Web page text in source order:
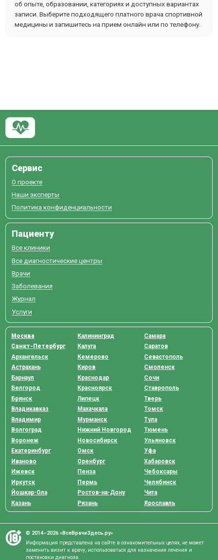
об опыте, образовании, категориях и доступных вариантах
записи. Выберите подходящего платного врача спортивной
медицины и запишитесь на прием онлайн или по телефону.
Сервис
О проекте
Наши эксперты
Политика конфиденциальности
Пациенту
Все клиники
Все диагностические центры
Врачи
Заболевания
Журнал
Услуги
Москва
Санкт-Петербург
Архангельск
Астрахань
Барнаул
Белгород
Брянск
Владикавказ
Владимир
Волгоград
Воронеж
Екатеринбург
Иваново
Ижевск
Иркутск
Йошкар-Ола
Казань
Калининград
Калуга
Кемерово
Киров
Краснодар
Красноярск
Липецк
Махачкала
Мурманск
Нижний Новгород
Новосибирск
Омск
Оренбург
Пенза
Пермь
Ростов-на-Дону
Рязань
Самара
Саратов
Севастополь
Смоленск
Сочи
Ставрополь
Тверь
Томск
Тула
Тюмень
Ульяновск
Уфа
Хабаровск
Чебоксары
Челябинск
Чита
Ярославль
© 2014–2026 «ВсеВрачиЗдесь.ру»
Информация представлена на сайте в ознакомительных целях, не может
заменить визит к врачу, использоваться для назначения лечения и
постановки диагноза.